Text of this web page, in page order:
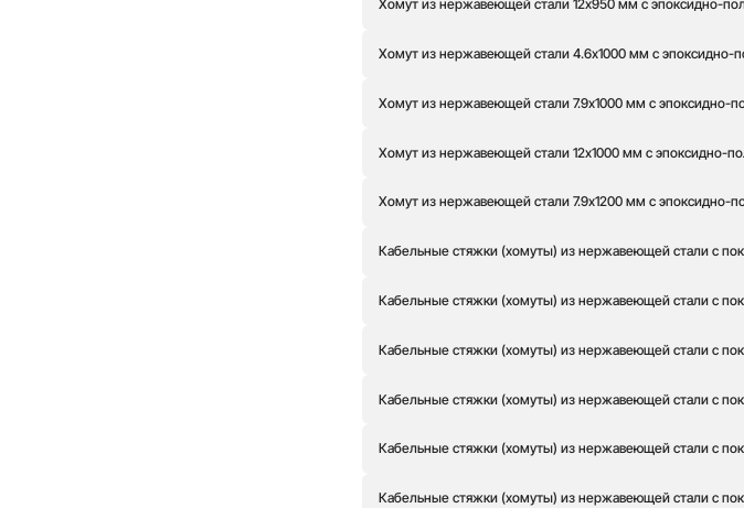
Хомут из нержавеющей стали 12x950 мм с эпоксидно-
Хомут из нержавеющей стали 4.6x1000 мм с эпоксидно-
Хомут из нержавеющей стали 7.9x1000 мм с эпоксидно-
Хомут из нержавеющей стали 12x1000 мм с эпоксидно-
Хомут из нержавеющей стали 7.9x1200 мм с эпоксидно-
Кабельные стяжки (хомуты) из нержавеющей стали с
Кабельные стяжки (хомуты) из нержавеющей стали с
Кабельные стяжки (хомуты) из нержавеющей стали с
Кабельные стяжки (хомуты) из нержавеющей стали с
Кабельные стяжки (хомуты) из нержавеющей стали с
Кабельные стяжки (хомуты) из нержавеющей стали с